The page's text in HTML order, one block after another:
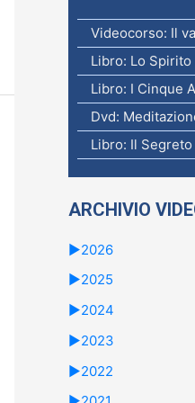
Videocorso: Il
Libro: Lo
Libro: I Cinque
Dvd:
Libro: Il Segreto
ARCHIVIO
►2026
►2025
►2024
►2023
►2022